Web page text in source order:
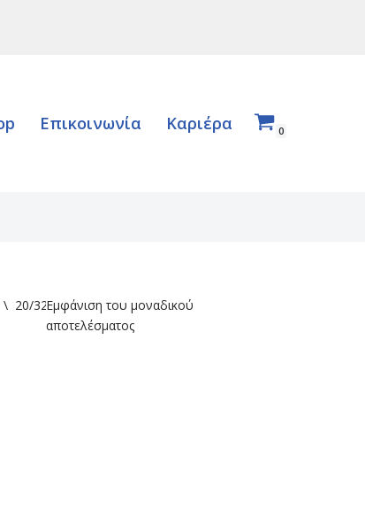
Επικοινωνία Καριέρα 0
\ 20/32/44Εμφάνιση του μοναδικού
αποτελέσματος